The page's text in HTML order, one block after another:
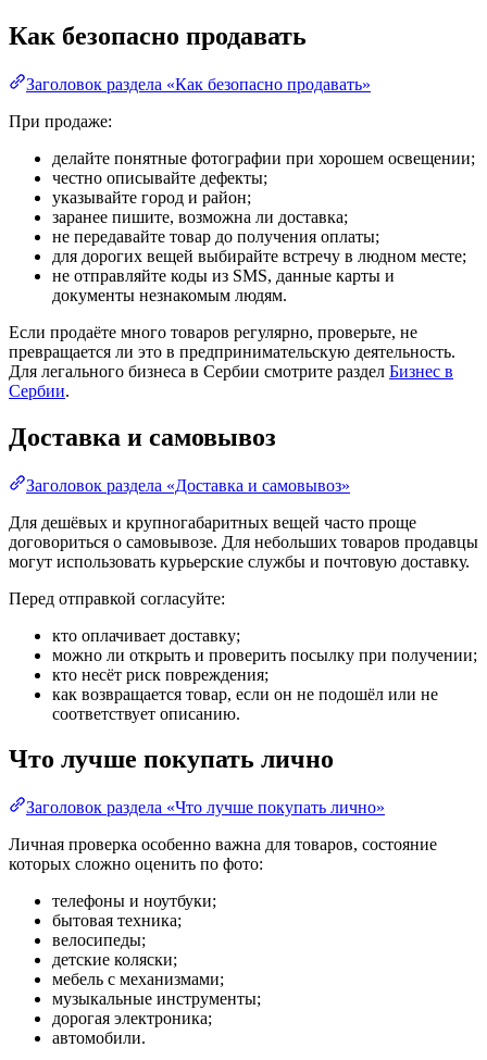
Как безопасно продавать
Заголовок раздела «Как безопасно продавать»
При продаже:
делайте понятные фотографии при хорошем освещении;
честно описывайте дефекты;
указывайте город и район;
заранее пишите, возможна ли доставка;
не передавайте товар до получения оплаты;
для дорогих вещей выбирайте встречу в людном месте;
не отправляйте коды из SMS, данные карты и
документы незнакомым людям.
Если продаёте много товаров регулярно, проверьте, не
превращается ли это в предпринимательскую деятельность.
Для легального бизнеса в Сербии смотрите раздел Бизнес в
Сербии.
Доставка и самовывоз
Заголовок раздела «Доставка и самовывоз»
Для дешёвых и крупногабаритных вещей часто проще
договориться о самовывозе. Для небольших товаров продавцы
могут использовать курьерские службы и почтовую доставку.
Перед отправкой согласуйте:
кто оплачивает доставку;
можно ли открыть и проверить посылку при получении;
кто несёт риск повреждения;
как возвращается товар, если он не подошёл или не
соответствует описанию.
Что лучше покупать лично
Заголовок раздела «Что лучше покупать лично»
Личная проверка особенно важна для товаров, состояние
которых сложно оценить по фото:
телефоны и ноутбуки;
бытовая техника;
велосипеды;
детские коляски;
мебель с механизмами;
музыкальные инструменты;
дорогая электроника;
автомобили.